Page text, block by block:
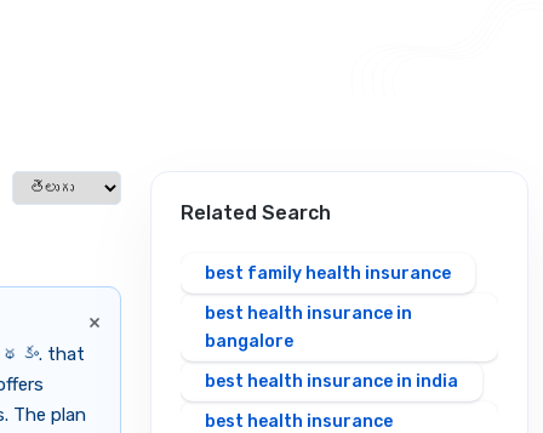
Select language
×
that
The plan
Related Search
best family health insurance
best health insurance in
bangalore
best health insurance in india
best health insurance